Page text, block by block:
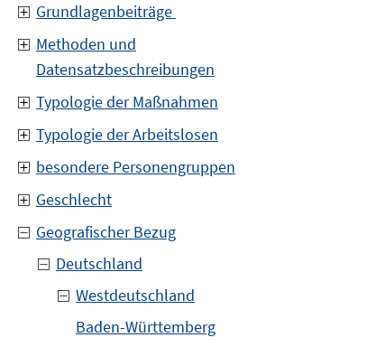
Grundlagenbeiträge
Methoden und
Datensatzbeschreibungen
Typologie der Maßnahmen
Typologie der Arbeitslosen
besondere Personengruppen
Geschlecht
Geografischer Bezug
Deutschland
Westdeutschland
Baden-Württemberg